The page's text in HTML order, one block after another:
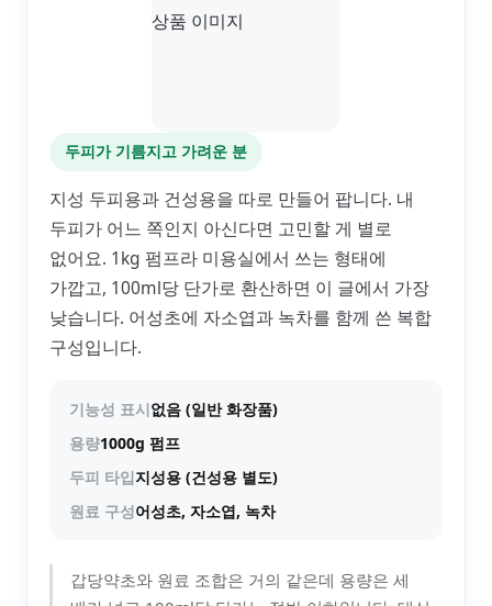
두피가 기름지고 가려운 분
지성 두피용과 건성용을 따로 만들어 팝니다. 내
두피가 어느 쪽인지 아신다면 고민할 게 별로
없어요. 1kg 펌프라 미용실에서 쓰는 형태에
가깝고, 100ml당 단가로 환산하면 이 글에서 가장
낮습니다. 어성초에 자소엽과 녹차를 함께 쓴 복합
구성입니다.
기능성 표시없음 (일반 화장품)
용량1000g 펌프
두피 타입지성용 (건성용 별도)
원료 구성어성초, 자소엽, 녹차
갑당약초와 원료 조합은 거의 같은데 용량은 세